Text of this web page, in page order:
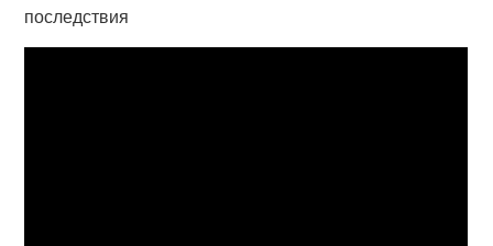
последствия